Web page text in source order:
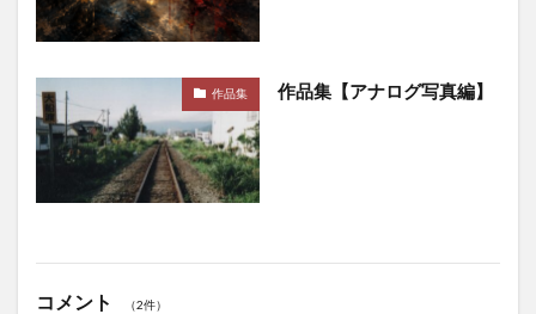
作品集 作品集【アナログ写真編】
コメント （2件）